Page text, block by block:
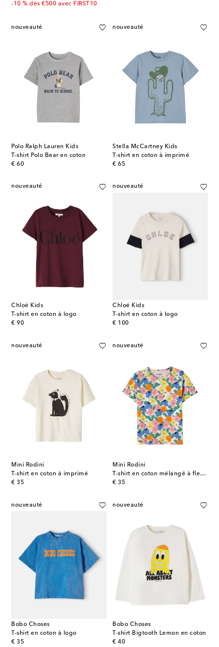
-10 % dès €500 avec FIRST10
nouveauté
Polo Ralph Lauren Kids
T-shirt Polo Bear en coton
€ 60
original price
nouveauté
Stella McCartney Kids
T-shirt en coton à imprimé
€ 65
original price
nouveauté
Chloé Kids
T-shirt en coton à logo
€ 90
original price
nouveauté
Chloé Kids
T-shirt en coton à logo
€ 100
original price
nouveauté
Mini Rodini
T-shirt en coton à imprimé
€ 35
original price
nouveauté
Mini Rodini
T-shirt en coton mélangé à fleurs
€ 35
original price
nouveauté
Bobo Choses
T-shirt en coton à logo
€ 35
original price
nouveauté
Bobo Choses
T-shirt Bigtooth Lemon en coton
€ 40
original price